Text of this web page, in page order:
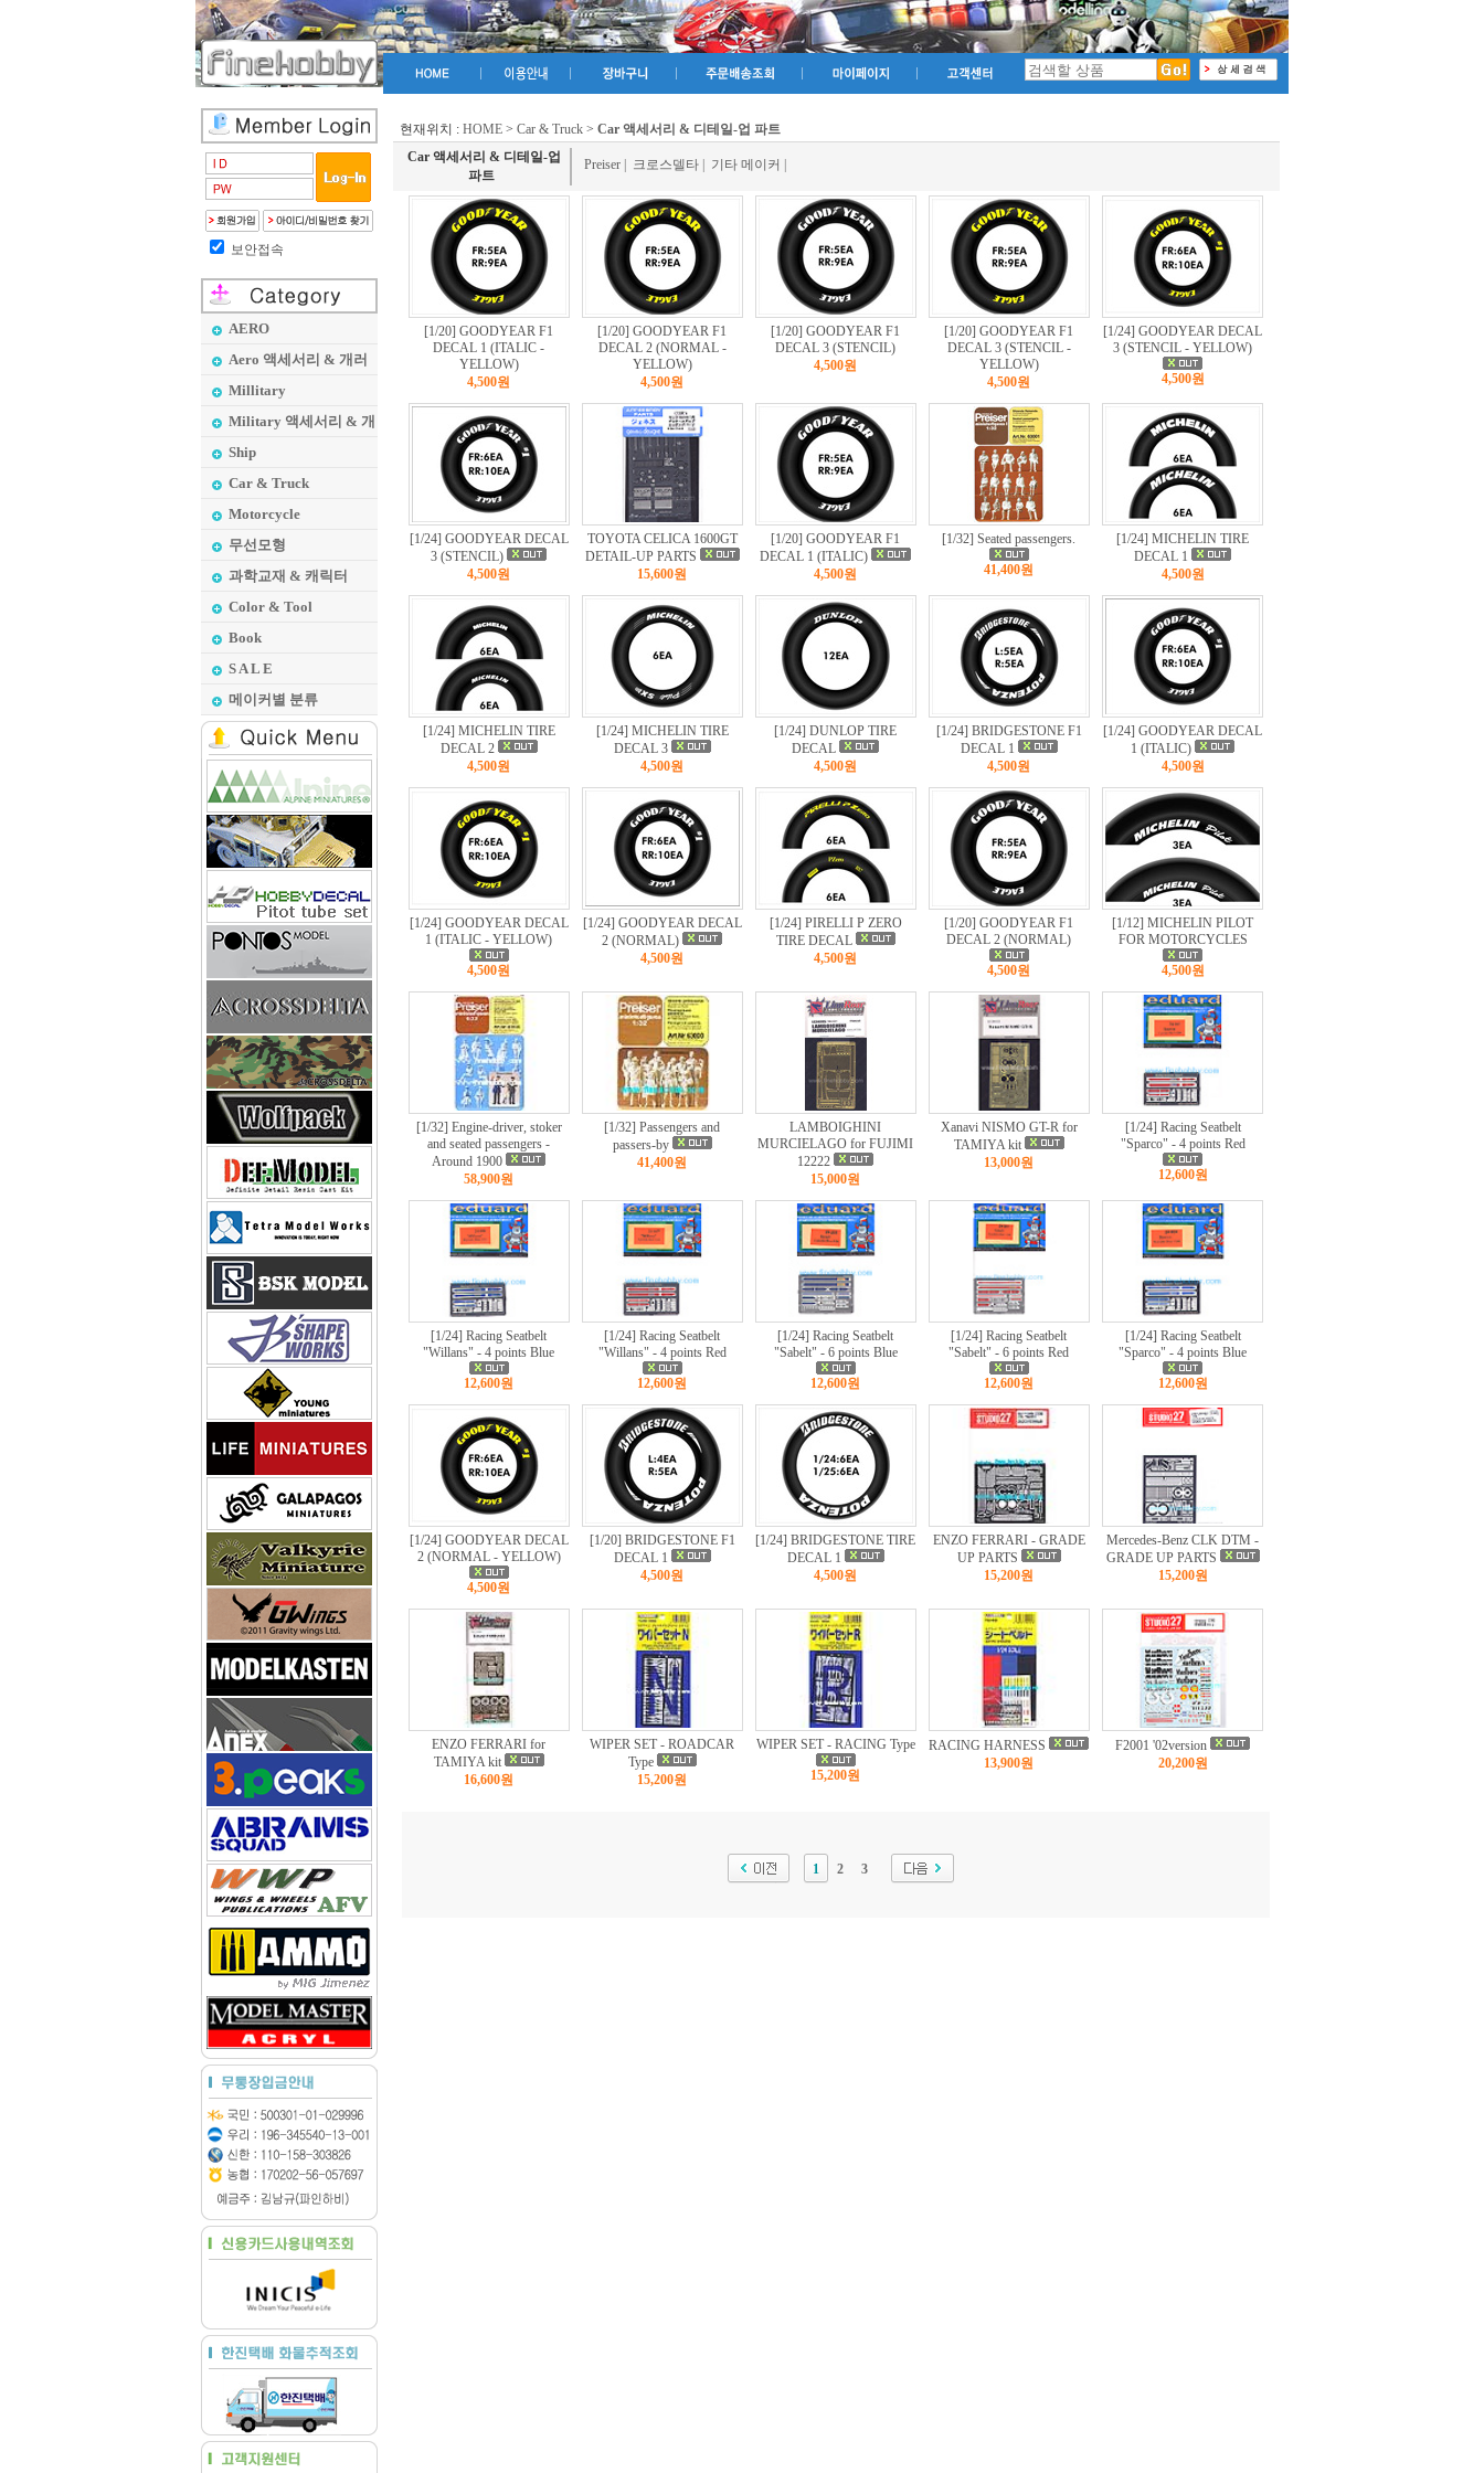
보안접속
AERO
Aero 액세서리 & 개러
지 메이커
Millitary
Military 액세서리 & 개
러지 메이커
Ship
Car & Truck
Motorcycle
무선모형
과학교재 & 캐릭터
Color & Tool
Book
S A L E
메이커별 분류
현재위치 : HOME> Car & Truck> Car 액세서리 & 디테일-업 파트
Car 액세서리 & 디테일-업
파트
Preiser 크로스델타 기타 메이커
[1/20] GOODYEAR F1
DECAL 1 (ITALIC -
YELLOW)
4,500원
[1/20] GOODYEAR F1
DECAL 2 (NORMAL -
YELLOW)
4,500원
[1/20] GOODYEAR F1
DECAL 3 (STENCIL)
4,500원
[1/20] GOODYEAR F1
DECAL 3 (STENCIL -
YELLOW)
4,500원
[1/24] GOODYEAR DECAL
3 (STENCIL - YELLOW)
4,500원
[1/24] GOODYEAR DECAL
3 (STENCIL)
4,500원
TOYOTA CELICA 1600GT
DETAIL-UP PARTS
15,600원
[1/20] GOODYEAR F1
DECAL 1 (ITALIC)
4,500원
[1/32] Seated passengers.
41,400원
[1/24] MICHELIN TIRE
DECAL 1
4,500원
[1/24] MICHELIN TIRE
DECAL 2
4,500원
[1/24] MICHELIN TIRE
DECAL 3
4,500원
[1/24] DUNLOP TIRE
DECAL
4,500원
[1/24] BRIDGESTONE F1
DECAL 1
4,500원
[1/24] GOODYEAR DECAL
1 (ITALIC)
4,500원
[1/24] GOODYEAR DECAL
1 (ITALIC - YELLOW)
4,500원
[1/24] GOODYEAR DECAL
2 (NORMAL)
4,500원
[1/24] PIRELLI P ZERO
TIRE DECAL
4,500원
[1/20] GOODYEAR F1
DECAL 2 (NORMAL)
4,500원
[1/12] MICHELIN PILOT
FOR MOTORCYCLES
4,500원
[1/32] Engine-driver, stoker
and seated passengers -
Around 1900
58,900원
[1/32] Passengers and
passers-by
41,400원
LAMBOIGHINI
MURCIELAGO for FUJIMI
12222
15,000원
Xanavi NISMO GT-R for
TAMIYA kit
13,000원
[1/24] Racing Seatbelt
"Sparco" - 4 points Red
12,600원
[1/24] Racing Seatbelt
"Willans" - 4 points Blue
12,600원
[1/24] Racing Seatbelt
"Willans" - 4 points Red
12,600원
[1/24] Racing Seatbelt
"Sabelt" - 6 points Blue
12,600원
[1/24] Racing Seatbelt
"Sabelt" - 6 points Red
12,600원
[1/24] Racing Seatbelt
"Sparco" - 4 points Blue
12,600원
[1/24] GOODYEAR DECAL
2 (NORMAL - YELLOW)
4,500원
[1/20] BRIDGESTONE F1
DECAL 1
4,500원
[1/24] BRIDGESTONE TIRE
DECAL 1
4,500원
ENZO FERRARI - GRADE
UP PARTS
15,200원
Mercedes-Benz CLK DTM -
GRADE UP PARTS
15,200원
ENZO FERRARI for
TAMIYA kit
16,600원
WIPER SET - ROADCAR
Type
15,200원
WIPER SET - RACING Type
15,200원
RACING HARNESS
13,900원
F2001 '02version
20,200원
1 2 3